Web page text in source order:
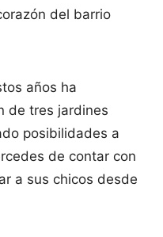
del barrio
años ha
de tres jardines
posibilidades a
de contar con
a sus chicos desde